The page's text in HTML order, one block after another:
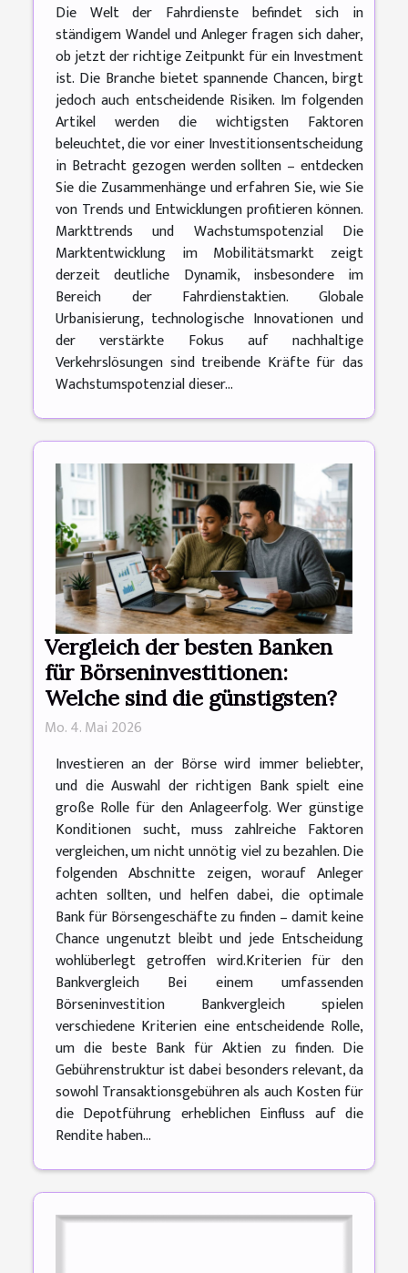
Die Welt der Fahrdienste befindet sich in
ständigem Wandel und Anleger fragen sich daher,
ob jetzt der richtige Zeitpunkt für ein Investment
ist. Die Branche bietet spannende Chancen, birgt
jedoch auch entscheidende Risiken. Im folgenden
Artikel werden die wichtigsten Faktoren
beleuchtet, die vor einer Investitionsentscheidung
in Betracht gezogen werden sollten – entdecken
Sie die Zusammenhänge und erfahren Sie, wie Sie
von Trends und Entwicklungen profitieren können.
Markttrends und Wachstumspotenzial Die
Marktentwicklung im Mobilitätsmarkt zeigt
derzeit deutliche Dynamik, insbesondere im
Bereich der Fahrdienstaktien. Globale
Urbanisierung, technologische Innovationen und
der verstärkte Fokus auf nachhaltige
Verkehrslösungen sind treibende Kräfte für das
Wachstumspotenzial dieser...
Vergleich der besten Banken
für Börseninvestitionen:
Welche sind die günstigsten?
Mo. 4. Mai 2026
Investieren an der Börse wird immer beliebter,
und die Auswahl der richtigen Bank spielt eine
große Rolle für den Anlageerfolg. Wer günstige
Konditionen sucht, muss zahlreiche Faktoren
vergleichen, um nicht unnötig viel zu bezahlen. Die
folgenden Abschnitte zeigen, worauf Anleger
achten sollten, und helfen dabei, die optimale
Bank für Börsengeschäfte zu finden – damit keine
Chance ungenutzt bleibt und jede Entscheidung
wohlüberlegt getroffen wird.Kriterien für den
Bankvergleich Bei einem umfassenden
Börseninvestition Bankvergleich spielen
verschiedene Kriterien eine entscheidende Rolle,
um die beste Bank für Aktien zu finden. Die
Gebührenstruktur ist dabei besonders relevant, da
sowohl Transaktionsgebühren als auch Kosten für
die Depotführung erheblichen Einfluss auf die
Rendite haben...